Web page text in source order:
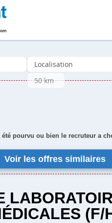
pourvu ou bien le recruteur a
Voir les offres similaires
(F/